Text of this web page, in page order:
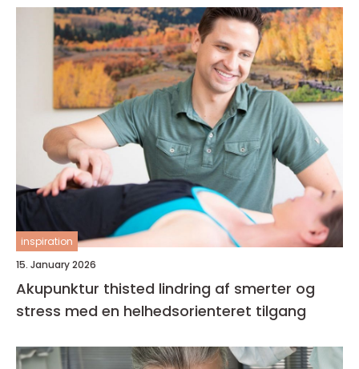
inspiration
15. January 2026
Akupunktur thisted lindring af smerter og
stress med en helhedsorienteret tilgang